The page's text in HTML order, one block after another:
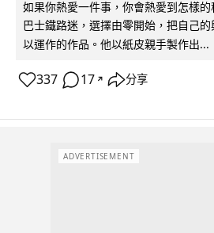
如果你熱愛一件事，你會熱愛到怎樣
巴士鐵路迷，選擇由零開始，把自己
以運作的作品。他以紙皮親手製作出...
337 17 ↗ 分享
ADVERTISEMENT